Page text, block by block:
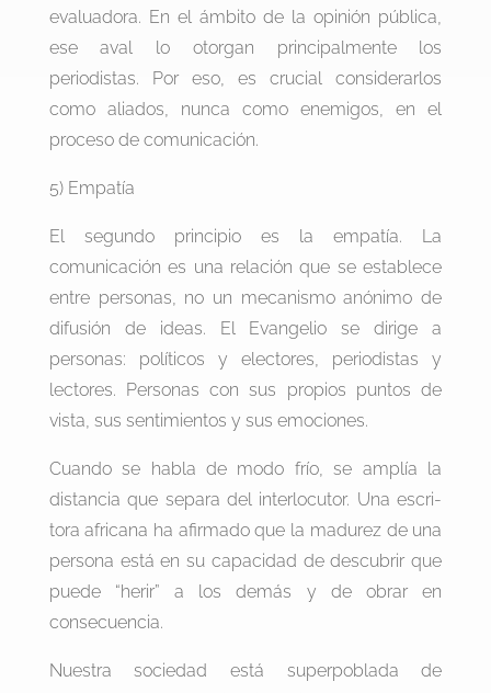
evaluadora. En el ámbito de la opinión pública,
ese aval lo otorgan principalmente los
periodistas. Por eso, es crucial considerarlos
como aliados, nunca como enemigos, en el
proceso de comunicación.
5) Empatía
El segundo principio es la empatía. La
comunicación es una relación que se establece
entre personas, no un mecanismo anónimo de
difusión de ideas. El Evangelio se dirige a
personas: políticos y electores, periodistas y
lectores. Personas con sus propios puntos de
vista, sus sentimientos y sus emociones.
Cuando se habla de modo frío, se amplía la
distancia que separa del interlocutor. Una escri-
tora africana ha afirmado que la madurez de una
persona está en su capacidad de descubrir que
puede “herir” a los demás y de obrar en
consecuencia.
Nuestra sociedad está superpoblada de